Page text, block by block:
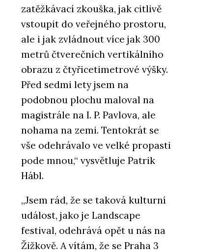
zatěžkávací zkouška, jak citlivě
vstoupit do veřejného prostoru,
ale i jak zvládnout více jak 300
metrů čtverečních vertikálního
obrazu z čtyřicetimetrové výšky.
Před sedmi lety jsem na
podobnou plochu maloval na
magistrále na I. P. Pavlova, ale
nohama na zemi. Tentokrát se
vše odehrávalo ve velké propasti
pode mnou,“ vysvětluje Patrik
Hábl.
„Jsem rád, že se taková kulturní
událost, jako je Landscape
festival, odehrává opět u nás na
Žižkově. A vítám, že se Praha 3